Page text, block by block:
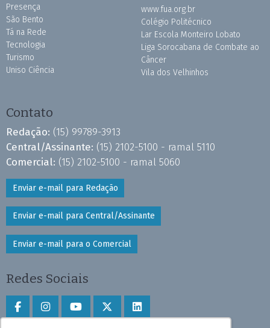
Presença
São Bento
Tá na Rede
Tecnologia
Turismo
Uniso Ciência
www.fua.org.br
Colégio Politécnico
Lar Escola Monteiro Lobato
Liga Sorocabana de Combate ao
Câncer
Vila dos Velhinhos
Contato
Redação: (15) 99789-3913
Central/Assinante: (15) 2102-5100 - ramal 5110
Comercial: (15) 2102-5100 - ramal 5060
Enviar e-mail para Redação
Enviar e-mail para Central/Assinante
Enviar e-mail para o Comercial
Redes Sociais